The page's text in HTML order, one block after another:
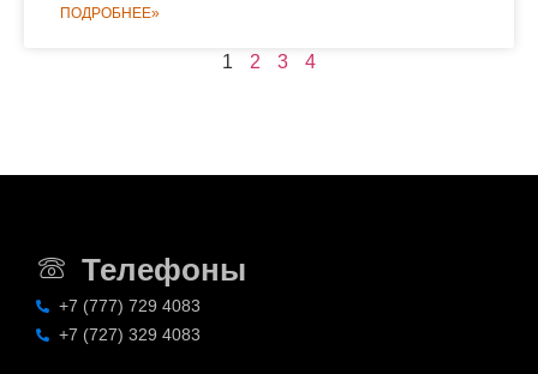
ПОДРОБНЕЕ»
1 2 3 4
Телефоны
+7 (777) 729 4083
+7 (727) 329 4083